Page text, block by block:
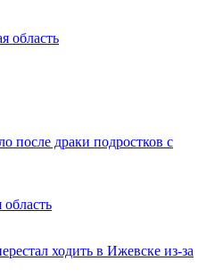
область
после драки подростков с
область
ходить в Ижевске из-за